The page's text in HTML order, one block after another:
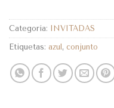
Categoría: INVITADAS
Etiquetas: azul, conjunto